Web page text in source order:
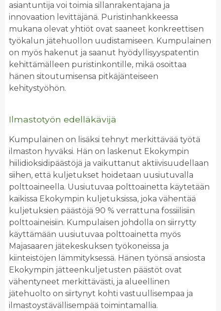
asiantuntija voi toimia sillanrakentajana ja
innovaation levittäjänä. Puristinhankkeessa
mukana olevat yhtiöt ovat saaneet konkreettisen
työkalun jätehuollon uudistamiseen. Kumpulainen
on myös hakenut ja saanut hyödyllisyyspatentin
kehittämälleen puristinkontille, mikä osoittaa
hänen sitoutumisensa pitkäjänteiseen
kehitystyöhön.
Ilmastotyön edelläkävijä
Kumpulainen on lisäksi tehnyt merkittävää työtä
ilmaston hyväksi. Hän on laskenut Ekokympin
hiilidioksidipäästöjä ja vaikuttanut aktiivisuudellaan
siihen, että kuljetukset hoidetaan uusiutuvalla
polttoaineella. Uusiutuvaa polttoainetta käytetään
kaikissa Ekokympin kuljetuksissa, joka vähentää
kuljetuksien päästöjä 90 % verrattuna fossiilisiin
polttoaineisiin. Kumpulaisen johdolla on siirrytty
käyttämään uusiutuvaa polttoainetta myös
Majasaaren jätekeskuksen työkoneissa ja
kiinteistöjen lämmityksessä. Hänen työnsä ansiosta
Ekokympin jätteenkuljetusten päästöt ovat
vähentyneet merkittävästi, ja alueellinen
jätehuolto on siirtynyt kohti vastuullisempaa ja
ilmastoystävällisempää toimintamallia.